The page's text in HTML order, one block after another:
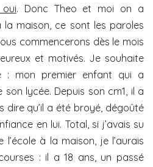
. Donc Theo et moi on a
la maison, ce sont les paroles
commencerons dès le mois
et motivés. Je souhaite
: mon premier enfant qui a
lycée. Depuis son cm1, il a
dire qu’il a été broyé, dégoûté
en lui. Total, si j’avais su
à la maison, je l’aurais
: il a 18 ans, un passé